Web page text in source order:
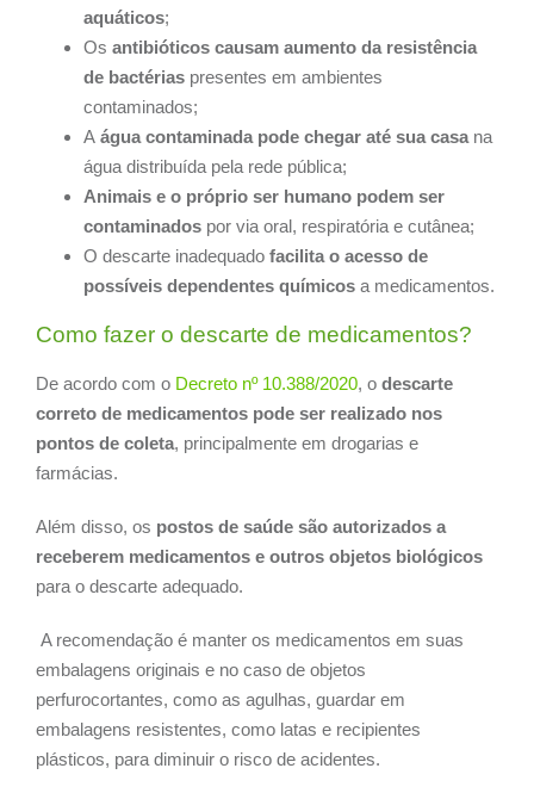
aquáticos;
Os antibióticos causam aumento da resistência
de bactérias presentes em ambientes
contaminados;
A água contaminada pode chegar até sua casa na
água distribuída pela rede pública;
Animais e o próprio ser humano podem ser
contaminados por via oral, respiratória e cutânea;
O descarte inadequado facilita o acesso de
possíveis dependentes químicos a medicamentos.
Como fazer o descarte de medicamentos?
De acordo com o Decreto nº 10.388/2020, o descarte
correto de medicamentos pode ser realizado nos
pontos de coleta, principalmente em drogarias e
farmácias.
Além disso, os postos de saúde são autorizados a
receberem medicamentos e outros objetos biológicos
para o descarte adequado.
A recomendação é manter os medicamentos em suas
embalagens originais e no caso de objetos
perfurocortantes, como as agulhas, guardar em
embalagens resistentes, como latas e recipientes
plásticos, para diminuir o risco de acidentes.